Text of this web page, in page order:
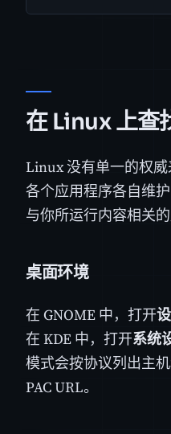
在 Linux 上查
Linux 没有单一的权
各个应用程序各自维
与你所运行内容相关的
桌面环境
在 GNOME 中，打开
在 KDE 中，打开系统
模式会按协议列出主
PAC URL。